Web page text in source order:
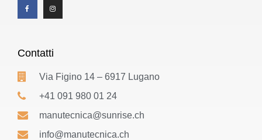
Contatti
Via Figino 14 – 6917 Lugano
+41 091 980 01 24
manutecnica@sunrise.ch
info@manutecnica.ch